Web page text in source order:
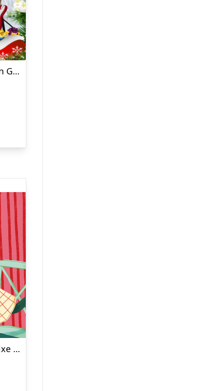
Lotte Riisholt – Jul Fra Den Gamle Jukebox – CD
Lunas Julemagi – Katja Frixe – Bog